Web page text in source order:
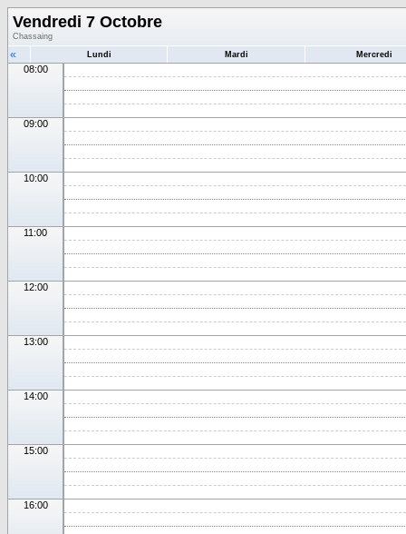
Vendredi 7 Octobre
Chassaing
« Lundi Mardi Mercredi
08:00
09:00
10:00
11:00
12:00
13:00
14:00
15:00
16:00